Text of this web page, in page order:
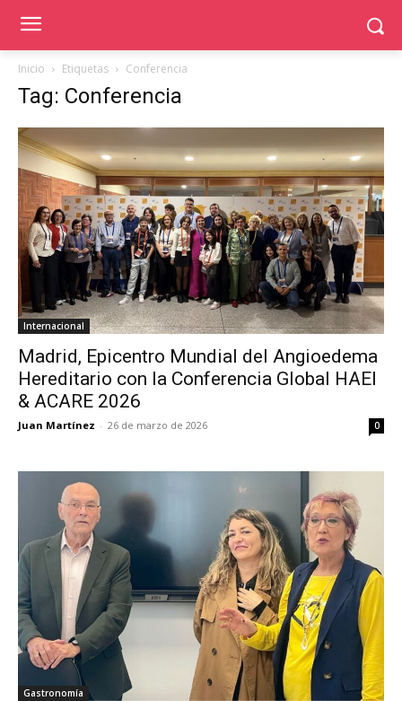
Inicio Etiquetas Conferencia
Tag: Conferencia
Internacional
Madrid, Epicentro Mundial del Angioedema
Hereditario con la Conferencia Global HAEI
& ACARE 2026
Juan Martínez - 26 de marzo de 2026 0
Gastronomía